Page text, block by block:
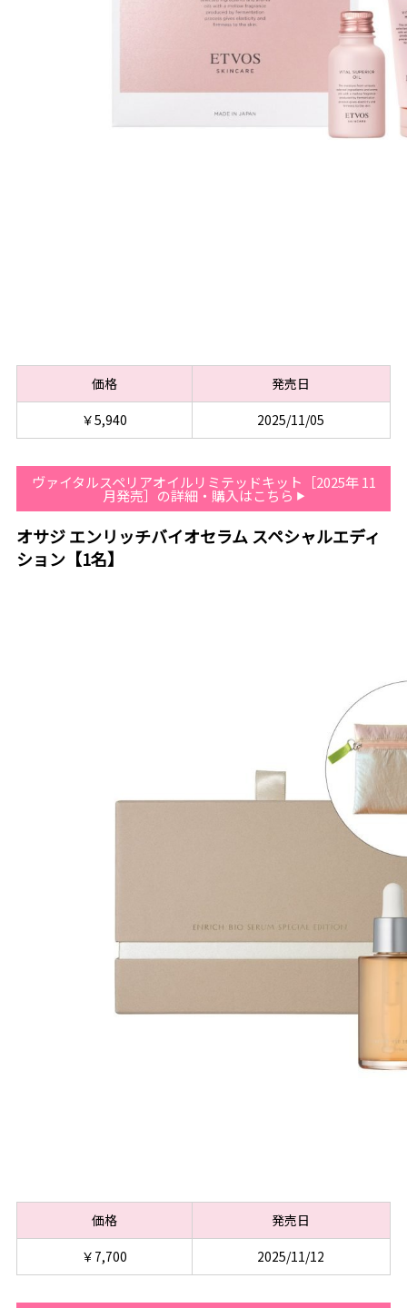
価格
発売日
￥5,940
2025/11/05
ヴァイタルスペリアオイルリミテッドキット［2025年 11
月発売］の詳細・購入はこちら
オサジ エンリッチバイオセラム スペシャルエディ
ション【1名】
価格
発売日
￥7,700
2025/11/12